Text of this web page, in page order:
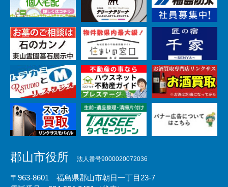
郡山市役所 法人番号9000020072036
〒963-8601 福島県郡山市朝日一丁目23-7